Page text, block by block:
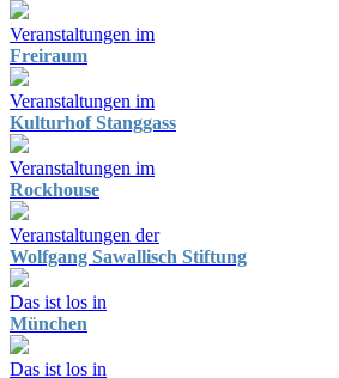
Veranstaltungen im
Freiraum
Veranstaltungen im
Kulturhof Stanggass
Veranstaltungen im
Rockhouse
Veranstaltungen der
Wolfgang Sawallisch Stiftung
Das ist los in
München
Das ist los in